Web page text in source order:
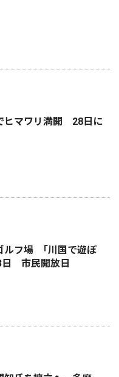
マワリ満開 28日に
ルフ場 ｢川国で遊ぼ
市民開放日